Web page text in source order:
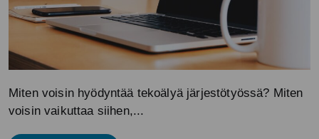
Miten voisin hyödyntää tekoälyä järjestötyössä? Miten
voisin vaikuttaa siihen,...